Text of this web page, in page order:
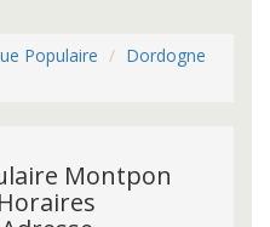
Populaire
Dordogne
Montpon